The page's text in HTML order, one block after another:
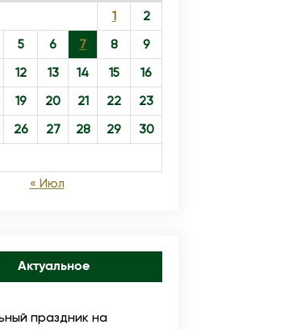
1
2
5 6 7 8
9
12 13 14 15
16
19 20 21 22
23
26 27 28 29
30
« Июл
Актуальное
праздник на